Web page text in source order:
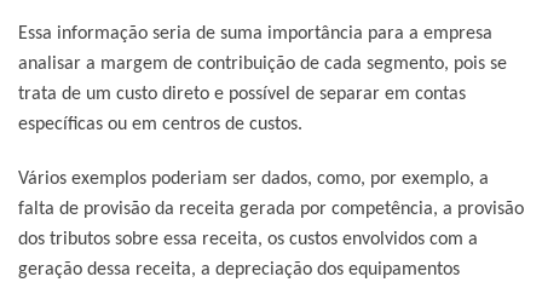
Essa informação seria de suma importância para a empresa
analisar a margem de contribuição de cada segmento, pois se
trata de um custo direto e possível de separar em contas
específicas ou em centros de custos.
Vários exemplos poderiam ser dados, como, por exemplo, a
falta de provisão da receita gerada por competência, a provisão
dos tributos sobre essa receita, os custos envolvidos com a
geração dessa receita, a depreciação dos equipamentos